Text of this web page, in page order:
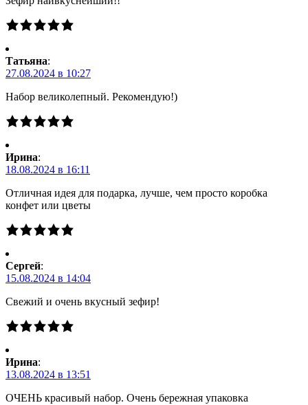
Татьяна:
27.08.2024 в 10:27
Набор великолепный. Рекомендую!)
Ирина:
18.08.2024 в 16:11
Отличная идея для подарка, лучше, чем просто коробка
конфет или цветы
Сергей:
15.08.2024 в 14:04
Свежий и очень вкусный зефир!
Ирина:
13.08.2024 в 13:51
ОЧЕНЬ красивый набор. Очень бережная упаковка